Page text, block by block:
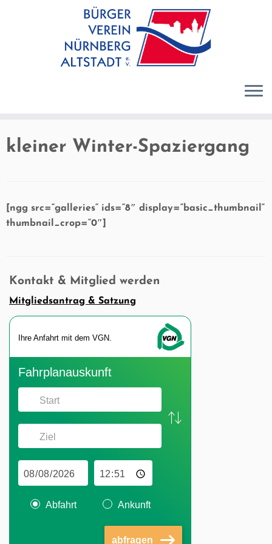
kleiner Winter-Spaziergang
[ngg src=“galleries“ ids=“8″ display=“basic_thumbnail“
thumbnail_crop=“0″]
Kontakt & Mitglied werden
Mitgliedsantrag & Satzung
Ihre An­fahrt mit dem VGN.
Fahr­plan­aus­kunft
Abfahrt Ankunft
abfragen